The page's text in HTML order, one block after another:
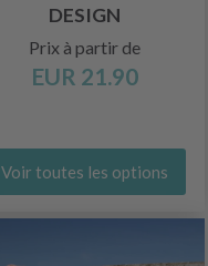
DESIGN
Prix à partir de
EUR 21.90
Voir toutes les options